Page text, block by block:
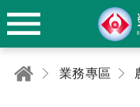
業務專區